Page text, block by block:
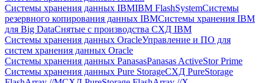
Системы хранения данных IBMIBM FlashSystemСистемы
резервного копирования данных IBMСистемы хранения IBM
для Big DataСнятые с производства СХД IBM
Системы хранения данных OracleУправление и ПО для
систем хранения данных Oracle
Системы хранения данных PanasasPanasas ActiveStor Prime
Системы хранения данных Pure StorageСХД PureStorage